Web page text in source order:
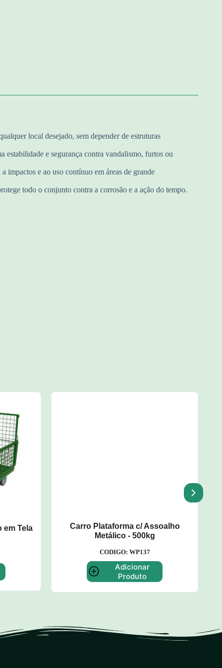
local desejado, sem depender de estruturas
estabilidade e segurança contra vandalismo, furtos ou
impactos e ao uso contínuo em áreas de grande
todo o conjunto contra a corrosão e a ação do tempo.
em Tela
Carro Plataforma c/ Assoalho
Metálico - 500kg
CODIGO: WP137
Adicionar
Produto